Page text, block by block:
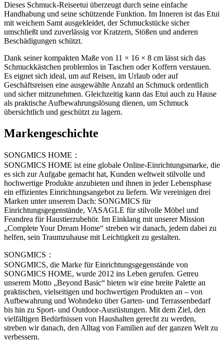
Dieses Schmuck-Reiseetui überzeugt durch seine einfache
Handhabung und seine schützende Funktion. Im Inneren ist das Etui
mit weichem Samt ausgekleidet, der Schmuckstücke sicher
umschließt und zuverlässig vor Kratzern, Stößen und anderen
Beschädigungen schützt.
Dank seiner kompakten Maße von 11 × 16 × 8 cm lässt sich das
Schmuckkästchen problemlos in Taschen oder Koffern verstauen.
Es eignet sich ideal, um auf Reisen, im Urlaub oder auf
Geschäftsreisen eine ausgewählte Anzahl an Schmuck ordentlich
und sicher mitzunehmen. Gleichzeitig kann das Etui auch zu Hause
als praktische Aufbewahrungslösung dienen, um Schmuck
übersichtlich und geschützt zu lagern.
Markengeschichte
SONGMICS HOME：
SONGMICS HOME ist eine globale Online-Einrichtungsmarke, die
es sich zur Aufgabe gemacht hat, Kunden weltweit stilvolle und
hochwertige Produkte anzubieten und ihnen in jeder Lebensphase
ein effizientes Einrichtungsangebot zu liefern. Wir vereinigen drei
Marken unter unserem Dach: SONGMICS für
Einrichtungsgegenstände, VASAGLE für stilvolle Möbel und
Feandrea für Haustierzubehör. Im Einklang mit unserer Mission
„Complete Your Dream Home“ streben wir danach, jedem dabei zu
helfen, sein Traumzuhause mit Leichtigkeit zu gestalten.
SONGMICS：
SONGMICS, die Marke für Einrichtungsgegenstände von
SONGMICS HOME, wurde 2012 ins Leben gerufen. Getreu
unserem Motto „Beyond Basic“ bieten wir eine breite Palette an
praktischen, vielseitigen und hochwertigen Produkten an – von
Aufbewahrung und Wohndeko über Garten- und Terrassenbedarf
bis hin zu Sport- und Outdoor-Ausrüstungen. Mit dem Ziel, den
vielfältigen Bedürfnissen von Haushalten gerecht zu werden,
streben wir danach, den Alltag von Familien auf der ganzen Welt zu
verbessern.